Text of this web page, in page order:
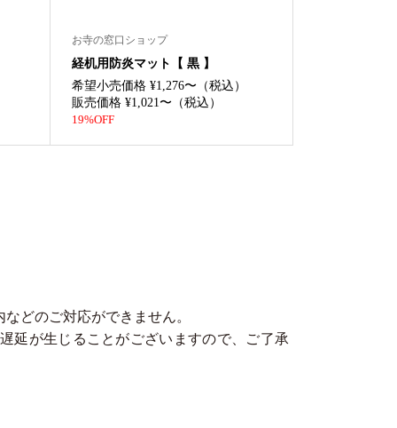
お寺の窓口ショップ
経机用防炎マット【 黒 】
希望小売価格 ¥1,276〜（税込）
販売価格 ¥1,021〜（税込）
19%OFF
どのご対応ができません。
延が生じることがございますので、ご了承